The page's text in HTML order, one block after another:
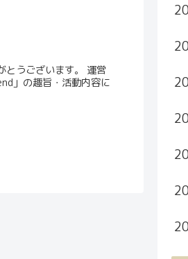
とうございます。 運営
」の趣旨・活動内容に